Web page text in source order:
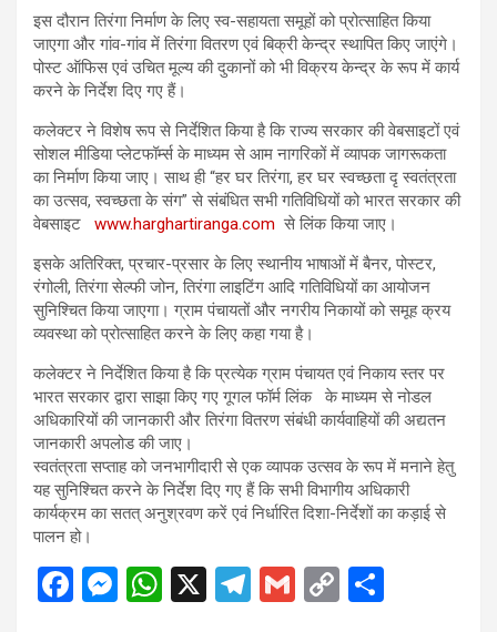
इस दौरान तिरंगा निर्माण के लिए स्व-सहायता समूहों को प्रोत्साहित किया
जाएगा और गांव-गांव में तिरंगा वितरण एवं बिक्री केन्द्र स्थापित किए जाएंगे।
पोस्ट ऑफिस एवं उचित मूल्य की दुकानों को भी विक्रय केन्द्र के रूप में कार्य
करने के निर्देश दिए गए हैं।
कलेक्टर ने विशेष रूप से निर्देशित किया है कि राज्य सरकार की वेबसाइटों एवं
सोशल मीडिया प्लेटफॉर्म्स के माध्यम से आम नागरिकों में व्यापक जागरूकता
का निर्माण किया जाए। साथ ही “हर घर तिरंगा, हर घर स्वच्छता दृ स्वतंत्रता
का उत्सव, स्वच्छता के संग” से संबंधित सभी गतिविधियों को भारत सरकार की
वेबसाइट www.harghartiranga.com से लिंक किया जाए।
इसके अतिरिक्त, प्रचार-प्रसार के लिए स्थानीय भाषाओं में बैनर, पोस्टर,
रंगोली, तिरंगा सेल्फी जोन, तिरंगा लाइटिंग आदि गतिविधियों का आयोजन
सुनिश्चित किया जाएगा। ग्राम पंचायतों और नगरीय निकायों को समूह क्रय
व्यवस्था को प्रोत्साहित करने के लिए कहा गया है।
कलेक्टर ने निर्देशित किया है कि प्रत्येक ग्राम पंचायत एवं निकाय स्तर पर
भारत सरकार द्वारा साझा किए गए गूगल फॉर्म लिंक के माध्यम से नोडल
अधिकारियों की जानकारी और तिरंगा वितरण संबंधी कार्यवाहियों की अद्यतन
जानकारी अपलोड की जाए।
स्वतंत्रता सप्ताह को जनभागीदारी से एक व्यापक उत्सव के रूप में मनाने हेतु
यह सुनिश्चित करने के निर्देश दिए गए हैं कि सभी विभागीय अधिकारी
कार्यक्रम का सतत् अनुश्रवण करें एवं निर्धारित दिशा-निर्देशों का कड़ाई से
पालन हो।
F
M W X
T
G
C